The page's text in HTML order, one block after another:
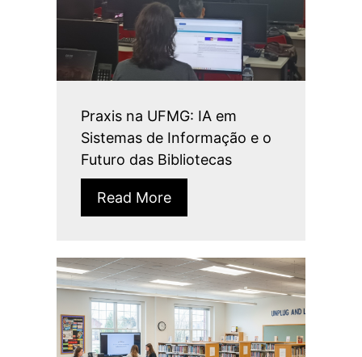
Praxis na UFMG: IA em
Sistemas de Informação e o
Futuro das Bibliotecas
Read More